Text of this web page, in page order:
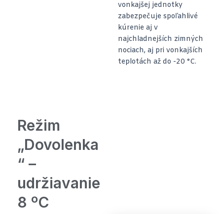
vonkajšej jednotky
zabezpečuje spoľahlivé
kúrenie aj v
najchladnejších zimných
nociach, aj pri vonkajších
teplotách až do -20 °C.
Režim
„Dovolenka
“ –
udržiavanie
8 ºC